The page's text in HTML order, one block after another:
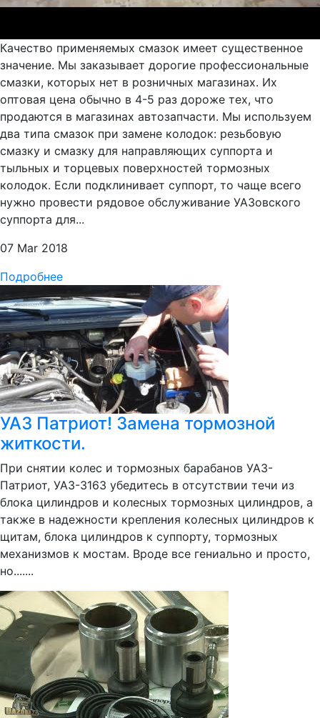
Качество применяемых смазок имеет существенное
значение. Мы заказывает дорогие профессиональные
смазки, которых нет в розничных магазинах. Их
оптовая цена обычно в 4-5 раз дороже тех, что
продаются в магазинах автозапчасти. Мы используем
два типа смазок при замене колодок: резьбовую
смазку и смазку для направляющих суппорта и
тыльных и торцевых поверхностей тормозных
колодок. Если подклинивает суппорт, то чаще всего
нужно провести рядовое обслуживание УАЗовского
суппорта для...
07 Mar 2018
Подробнее
УАЗ Патриот! Замена тормозной
житкости.
При снятии колес и тормозных барабанов УАЗ-
Патриот, УАЗ-3163 убедитесь в отсутствии течи из
блока цилиндров и колесных тормозных цилиндров, а
также в надежности крепления колесных цилиндров к
щитам, блока цилиндров к суппорту, тормозных
механизмов к мостам. Вроде все гениально и просто,
но.......